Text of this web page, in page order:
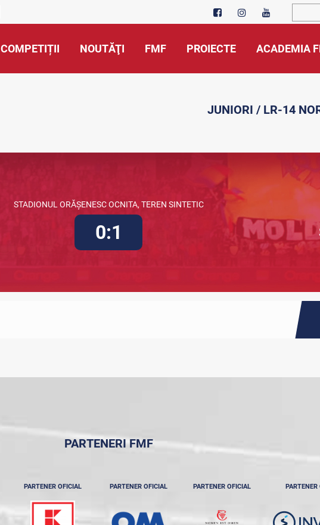
COMPETIȚII NOUTĂŢI FMF PROIECTE ACADEMIA
JUNIORI / LR-14
STADIONUL ORĂȘENESC OCNITA, TEREN SINTETIC
0:1
PARTENERI FMF
PARTENER OFICIAL PARTENER OFICIAL PARTENER OFICIAL PARTENER